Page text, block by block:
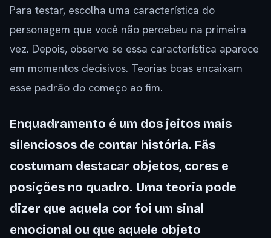
Para testar, escolha uma característica do
personagem que você não percebeu na primeira
vez. Depois, observe se essa característica aparece
em momentos decisivos. Teorias boas encaixam
esse padrão do começo ao fim.
Enquadramento é um dos jeitos mais
silenciosos de contar história. Fãs
costumam destacar objetos, cores e
posições no quadro. Uma teoria pode
dizer que aquela cor foi um sinal
emocional ou que aquele objeto